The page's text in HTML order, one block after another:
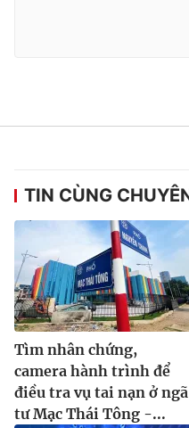
TIN CÙNG
Tìm nhân chứng,
camera hành trình để
điều tra vụ tai nạn ở ngã
tư Mạc Thái Tông -...